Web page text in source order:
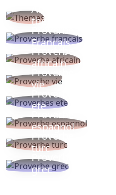
Autres
thèmes
Proverbe
Français
Proverbe
africain
Proverbe
vie
Proverbes
ete
Proverbe
espagnol
Proverbe
turc
Proverbe
grec